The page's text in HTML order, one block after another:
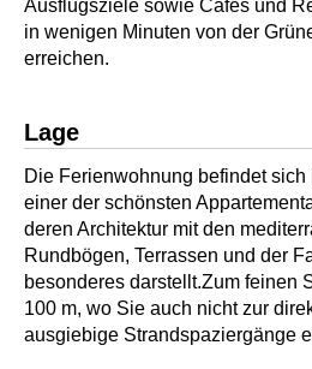
Ausflugsziele sowie Cafés und
in wenigen Minuten von der
erreichen.
Lage
Die Ferienwohnung befindet
einer der schönsten
deren Architektur mit den
Rundbögen, Terrassen und der
besonderes darstellt.Zum feinen
100 m, wo Sie auch nicht zur
ausgiebige Strandspaziergänge